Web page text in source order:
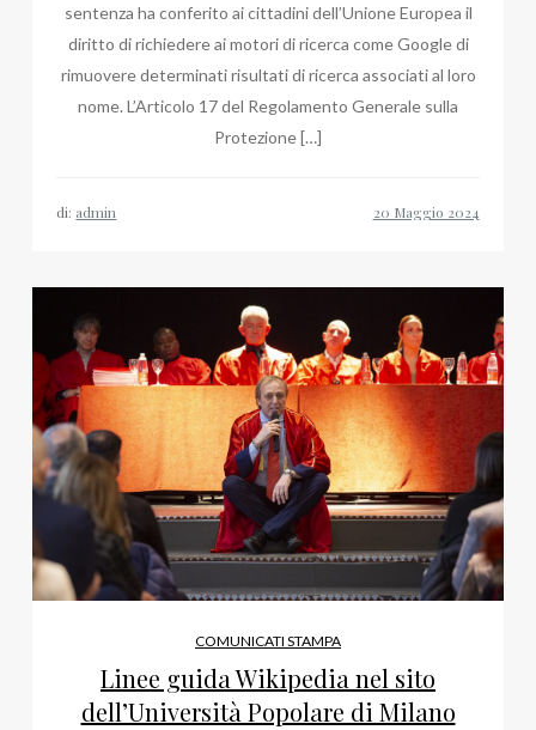
sentenza ha conferito ai cittadini dell’Unione Europea il
diritto di richiedere ai motori di ricerca come Google di
rimuovere determinati risultati di ricerca associati al loro
nome. L’Articolo 17 del Regolamento Generale sulla
Protezione […]
di: admin
COMUNICATI STAMPA
Linee guida Wikipedia nel sito
dell’Università Popolare di Milano